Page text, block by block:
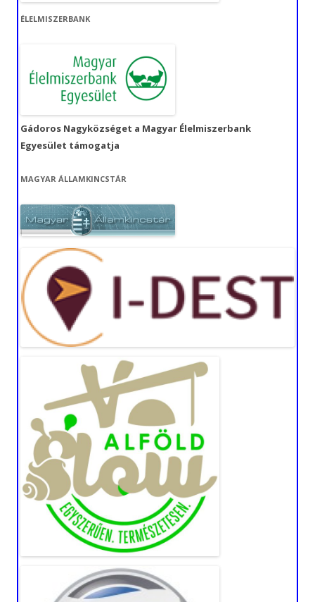
ÉLELMISZERBANK
Gádoros Nagyközséget a Magyar Élelmiszerbank
Egyesület támogatja
MAGYAR ÁLLAMKINCSTÁR